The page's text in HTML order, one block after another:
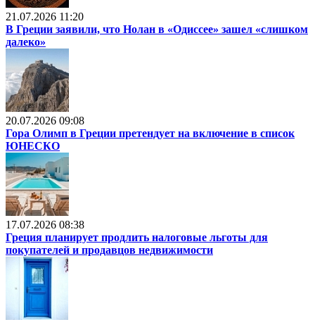
21.07.2026 11:20
В Греции заявили, что Нолан в «Одиссее» зашел «слишком
далеко»
20.07.2026 09:08
Гора Олимп в Греции претендует на включение в список
ЮНЕСКО
17.07.2026 08:38
Греция планирует продлить налоговые льготы для
покупателей и продавцов недвижимости